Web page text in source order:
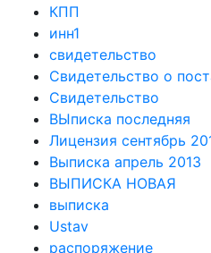
КПП
инн1
свидетельство
Свидетельство о
Свидетельство
ВЫписка последняя
Лицензия сентябрь
Выписка апрель 2013
ВЫПИСКА НОВАЯ
выписка
Ustav
распоряжение